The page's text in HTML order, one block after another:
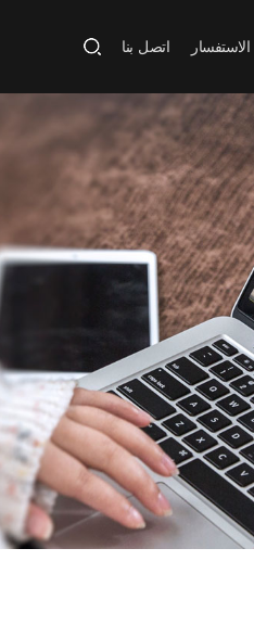
اتصل بنا